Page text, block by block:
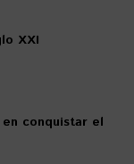
XXI
conquistar el